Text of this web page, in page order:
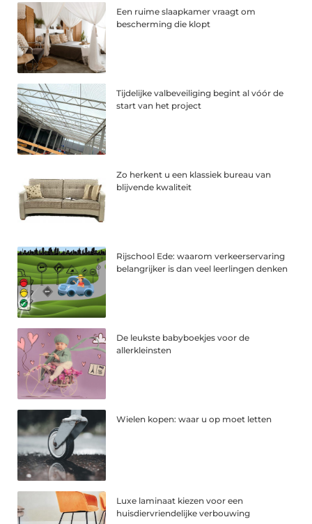
Een ruime slaapkamer vraagt om
bescherming die klopt
Tijdelijke valbeveiliging begint al vóór de
start van het project
Zo herkent u een klassiek bureau van
blijvende kwaliteit
Rijschool Ede: waarom verkeerservaring
belangrijker is dan veel leerlingen denken
De leukste babyboekjes voor de
allerkleinsten
Wielen kopen: waar u op moet letten
Luxe laminaat kiezen voor een
huisdiervriendelijke verbouwing